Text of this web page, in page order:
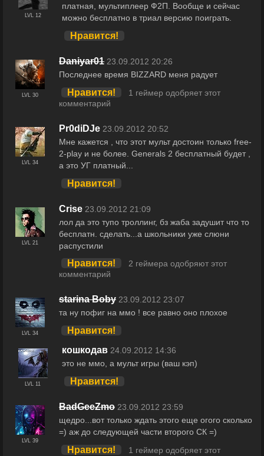
LVL 12
платная, мультиплеер Ф2П. Вообще и сейчас
можно бесплатно в триал версию поиграть.
Нравится!
LVL 30
Daniyar01 23.09.2012 20:26
Последнее время BIZZARD меня радует
Нравится!
1 геймер одобряет этот
комментарий
LVL 34
Pr0diDJe 23.09.2012 20:52
Мне кажется , что этот мульт достоин только free-
2-play и не более. Generals 2 бесплатный будет ,
а это УГ платный...
Нравится!
LVL 21
Crise 23.09.2012 21:09
лол да это тупо троллинг, бз жаба задушит что то
бесплатн. сделать...а школьники уже слюни
распустили
Нравится!
2 геймера одобряют этот
комментарий
LVL 34
starina Boby 23.09.2012 23:07
та ну пофиг на ммо ! все равно оно плохое
Нравится!
LVL 11
кошкодав 24.09.2012 14:36
это не ммо, а мульт игры (ваш кэп)
Нравится!
LVL 39
BadGeeZmo 23.09.2012 23:59
щедро...вот только ждать этого еще огого сколько
=) аж до следующей части второго СК =)
Нравится!
1 геймер одобряет этот